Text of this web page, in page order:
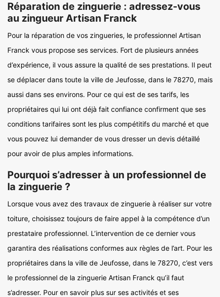
Réparation de zinguerie : adressez-vous
au zingueur Artisan Franck
Pour la réparation de vos zingueries, le professionnel Artisan
Franck vous propose ses services. Fort de plusieurs années
d’expérience, il vous assure la qualité de ses prestations. Il peut
se déplacer dans toute la ville de Jeufosse, dans le 78270, mais
aussi dans ses environs. Pour ce qui est de ses tarifs, les
propriétaires qui lui ont déjà fait confiance confirment que ses
conditions tarifaires sont les plus compétitifs du marché et que
vous pouvez lui demander de vous dresser un devis détaillé
pour avoir de plus amples informations.
Pourquoi s’adresser à un professionnel de
la zinguerie ?
Lorsque vous avez des travaux de zinguerie à réaliser sur votre
toiture, choisissez toujours de faire appel à la compétence d’un
prestataire professionnel. L’intervention de ce dernier vous
garantira des réalisations conformes aux règles de l’art. Pour les
propriétaires dans la ville de Jeufosse, dans le 78270, c’est vers
le professionnel de la zinguerie Artisan Franck qu’il faut
s’adresser. Pour en savoir plus sur ses activités et ses